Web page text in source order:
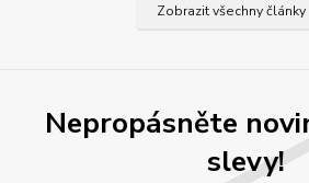
Zobrazit všechny články
Nepropásněte
slevy!